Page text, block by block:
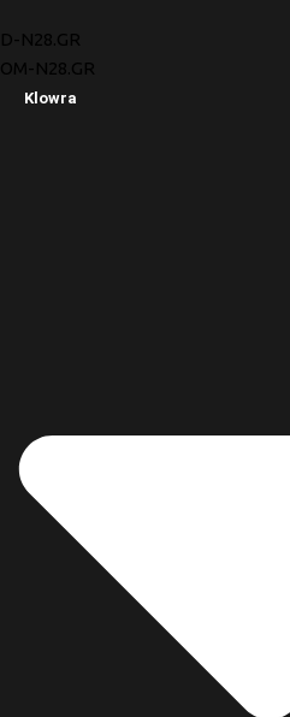
D-N28.GR
OM-N28.GR
Klowra